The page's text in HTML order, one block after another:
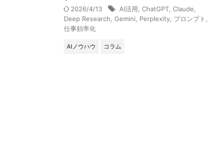
2026/4/13 AI活用 ChatGPT Claude
Deep Research Gemini Perplexity プロンプト
仕事効率化
AIノウハウ コラム